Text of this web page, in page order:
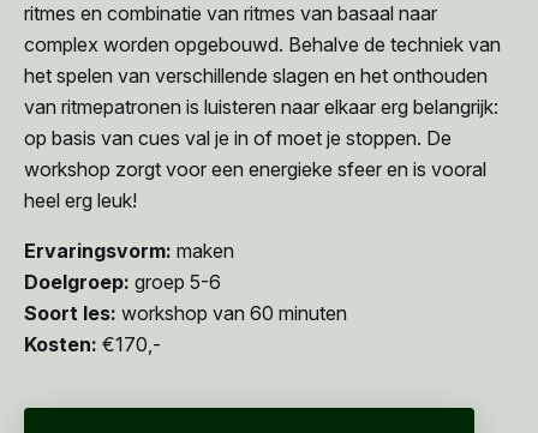
Contact
ritmes en combinatie van ritmes van basaal naar
complex worden opgebouwd. Behalve de techniek van
het spelen van verschillende slagen en het onthouden
van ritmepatronen is luisteren naar elkaar erg belangrijk:
op basis van cues val je in of moet je stoppen. De
workshop zorgt voor een energieke sfeer en is vooral
heel erg leuk!
Ervaringsvorm: maken
Doelgroep: groep 5-6
Soort les: workshop van 60 minuten
Kosten: €170,-